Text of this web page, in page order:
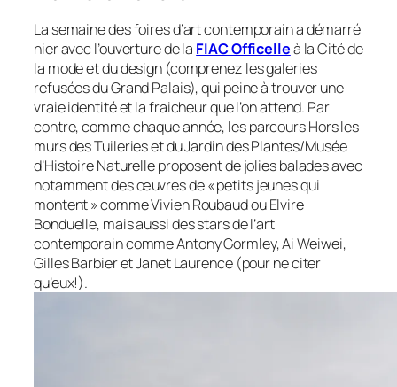
La semaine des foires d’art contemporain a démarré
hier avec l’ouverture de la FIAC Officelleà la Cité de
la mode et du design (comprenez les galeries
refusées du Grand Palais), qui peine à trouver une
vraie identité et la fraicheur que l’on attend. Par
contre, comme chaque année, les parcours Hors les
murs des Tuileries et du Jardin des Plantes/Musée
d’Histoire Naturelle proposent de jolies balades avec
notamment des œuvres de « petits jeunes qui
montent » comme Vivien Roubaud ou Elvire
Bonduelle, mais aussi des stars de l’art
contemporain comme Antony Gormley, Ai Weiwei,
Gilles Barbier et Janet Laurence (pour ne citer
qu’eux!).